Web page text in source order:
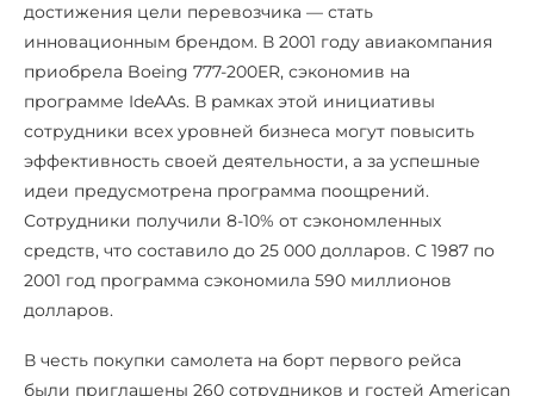
достижения цели перевозчика — стать
инновационным брендом. В 2001 году авиакомпания
приобрела Boeing 777-200ER, сэкономив на
программе IdeAAs. В рамках этой инициативы
сотрудники всех уровней бизнеса могут повысить
эффективность своей деятельности, а за успешные
идеи предусмотрена программа поощрений.
Сотрудники получили 8-10% от сэкономленных
средств, что составило до 25 000 долларов. С 1987 по
2001 год программа сэкономила 590 миллионов
долларов.
В честь покупки самолета на борт первого рейса
были приглашены 260 сотрудников и гостей American